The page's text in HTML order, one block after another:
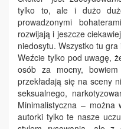
tylko to, ale i dużo
prowadzonymi
rozwijają i jeszcze
niedosytu. Wszystko tu
Weźcie tylko pod uwagę,
osób za mocny,
przekładają się na sceny
seksualnego,
Minimalistyczna –
autorki tylko te nasze